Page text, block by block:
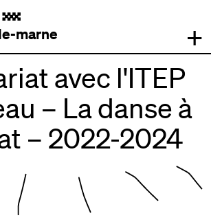
.
marne
+
avec l'ITEP
– La danse à
– 2022-2024